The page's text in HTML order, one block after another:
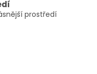
prostředí